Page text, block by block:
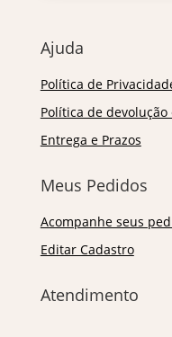
Ajuda
Política de
Política de devolução
Entrega e Prazos
Meus Pedidos
Acompanhe seus
Editar Cadastro
Atendimento